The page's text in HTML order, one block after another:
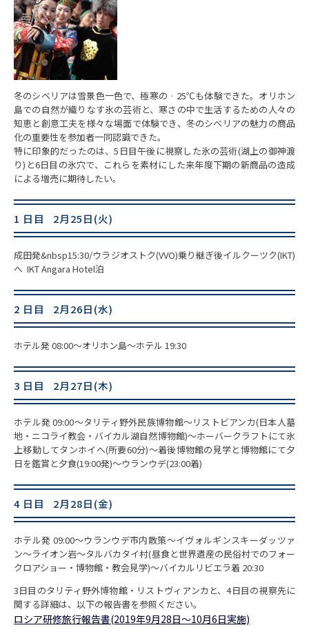
冬のシベリアは雪景色一色で、極寒の‐25℃も体験できた。オリホン
島での自然が織りなす氷の芸術と、寒さの中で生活するための人々の
知恵と創意工夫を様々な場面で体験でき、冬のシベリアの魅力の商品
化の重要性を参加者一同認識できた。
特に印象的だったのは、5日目午後に視察した氷の芸術(湖上の御神渡
り)と6日目の氷穴で、これらを素材にした来年度下期の新商品の造成
による増売に期待したい。
1 日目 2月25日(火)
成田発&nbsp15:30/ウラジオストク(VVO)乗り継ぎ後イルクーツク(IKT)
へ IKT Angara Hotel泊
2 日目 2月26日(水)
ホテル発 08:00～オリホン島～ホテル 19:30
3 日目 2月27日(木)
ホテル発 09:00～タリティ野外民族博物館～リストビアンカ(日本人墓
地・ニコライ教会・バイカル湖自然博物館)～ホーバークラフトにて氷
上移動してタンホイへ(所要60分)～着後博物館の見学と博物館にて夕
日を鑑賞と夕食(19:00発)～ウランウデ(23:00着)
4 日目 2月28日(金)
ホテル発 09:00～ウランウデ市内散策～イヴォルギンスキーダッツァ
ン～ライオン岩～タルバカタイ村(昼食と世界遺産の民俗村でのフォー
クロアショー・博物館・教会見学)～バイカルリビエラ着 20:30
3日目のタリティ野外博物館・リストヴィアンカと、4日目の視察先に
関する詳細は、以下の報告書を参照ください。
ロシア研修旅行報告書(2019年9月28日～10月6日実施)